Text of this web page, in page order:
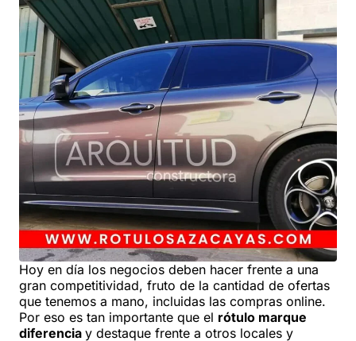
Hoy en día los negocios deben hacer frente a una
gran competitividad, fruto de la cantidad de ofertas
que tenemos a mano, incluidas las compras online.
Por eso es tan importante que el rótulo marque
diferencia y destaque frente a otros locales y